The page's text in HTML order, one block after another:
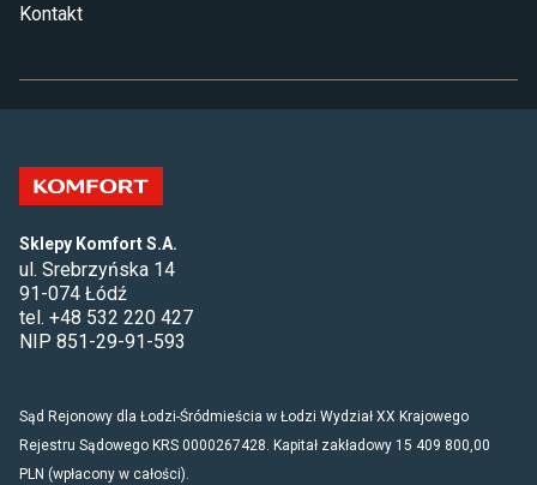
Kontakt
Sklepy Komfort S.A.
ul. Srebrzyńska 14
91-074 Łódź
tel. +48 532 220 427
NIP 851-29-91-593
Sąd Rejonowy dla Łodzi-Śródmieścia w Łodzi Wydział XX Krajowego
Rejestru Sądowego KRS 0000267428. Kapitał zakładowy 15 409 800,00
PLN (wpłacony w całości).